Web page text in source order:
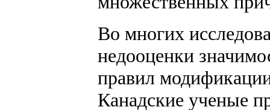
Во многих
недооценки
правил
Канадские ученые